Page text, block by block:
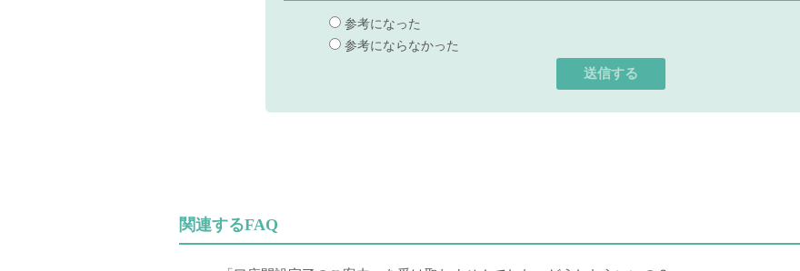
参考になった
参考にならなかった
関連するFAQ